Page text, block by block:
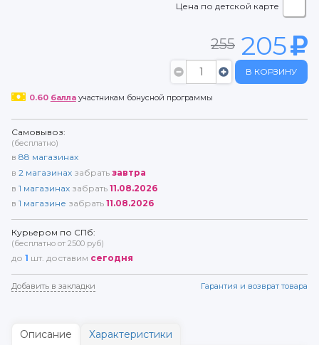
Цена по детской карте
255 205
В КОРЗИНУ
0.60 баллаучастникам бонусной программы
Самовывоз:
(бесплатно)
в 88 магазинах
в 2 магазинах забрать завтра
в 1 магазинах забрать 11.08.2026
в 1 магазине забрать 11.08.2026
Курьером по СПб:
(бесплатно от 2500 руб)
до 1 шт. доставим сегодня
Добавить в закладки Гарантия и возврат товара
Описание Характеристики